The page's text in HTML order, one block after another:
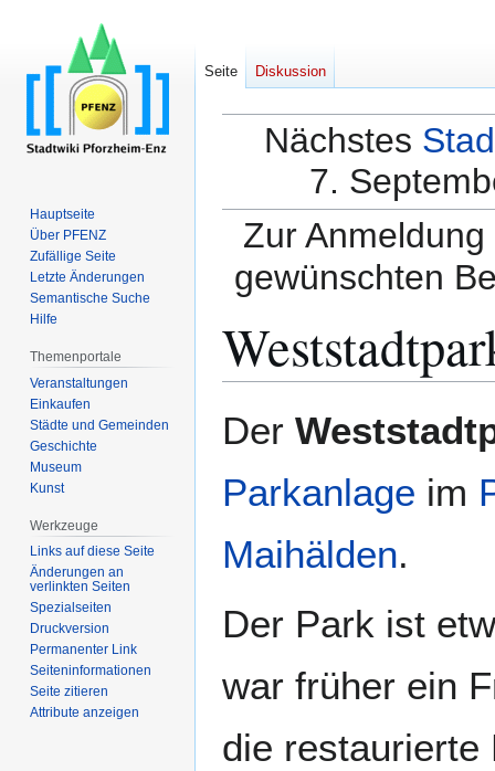
Nächstes
7.
Zur
gewünschten
Navigation
Suche
Der
Parkanlage im
Maihälden.
Der Park ist
war früher ein
die restaurierte
Seite Diskussion
Hauptseite
Über PFENZ
Zufällige Seite
Letzte Änderungen
Semantische Suche
Hilfe
Themenportale
Veranstaltungen
Einkaufen
Städte und Gemeinden
Geschichte
Museum
Kunst
Werkzeuge
Links auf diese Seite
Änderungen an
verlinkten Seiten
Spezialseiten
Druckversion
Permanenter Link
Seiten­­informationen
Seite zitieren
Attribute anzeigen